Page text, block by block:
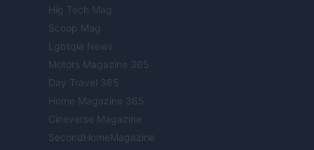
Hig Tech Mag
Scoop Mag
Lgbtqia News
Motors Magazine 365
Day Travel 365
Home Magazine 365
Cineverse Magazine
SecondHomeMagazine